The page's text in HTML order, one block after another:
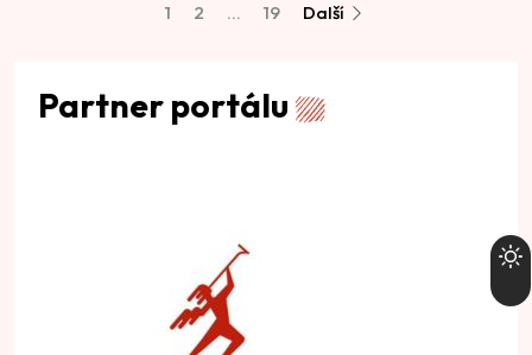
1 2 … 19 Další
Partner portálu